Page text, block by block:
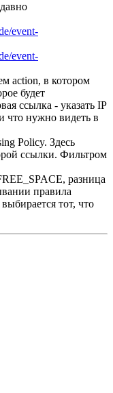
event-
event-
action, в котором
будет
ссылка - указать IP
что нужно видеть в
Policy. Здесь
ссылки. Фильтром
разница
правила
тот, что